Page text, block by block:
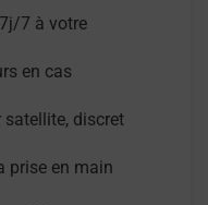
7 à votre
en cas
satellite, discret
prise en main